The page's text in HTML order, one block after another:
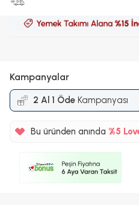
Kampanyalar
2 Al 1 Öde Kampanyası
Bu üründen anında %5
%5